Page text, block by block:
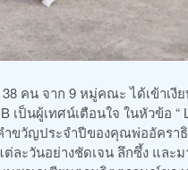
คน จาก 9 หมู่คณะ ได้เข้าเงี
เป็นผู้เทศน์เตือนใจ ในหัวข้อ “
คำขวัญประจำปีของคุณพ่ออัครา
ละวันอย่างชัดเจน ลึกซึ้ง และ